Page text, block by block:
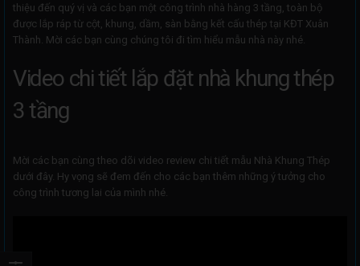
thiệu đến quý vị và các bạn một công trình nhà hàng 3 tầng, toàn bộ
được lắp ráp từ cột, khung, dầm, sàn bằng kết cấu thép tại KĐT Xuân
Thành. Mời các bạn cùng chúng tôi đi tìm hiểu mẫu nhà này nhé.
Video chi tiết lắp đặt nhà khung thép
3 tầng
Mời các bạn cùng theo dõi video review chi tiết mẫu Nhà Khung Thép
dưới đây. Hy vọng sẽ đem đến cho các bạn thêm những ý tưởng cho
công trình tương lai của mình nhé.